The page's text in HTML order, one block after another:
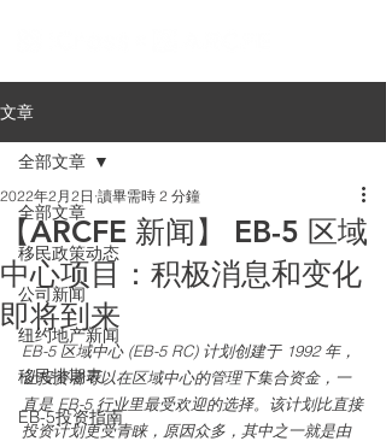
文章
全部文章
移民政策动态
公司新闻
纽约地产新闻
移民排期表
EB-5投资指南
全部文章
【ARCFE 新闻】 EB-5 区域
中心项目：积极消息和变化
即将到来
2022年2月2日 讀畢需時 2 分鐘
EB-5 区域中心 (EB-5 RC) 计划创建于 1992 年，
让投资者可以在区域中心的管理下集合资金，一
直是 EB-5 行业里最受欢迎的选择。该计划比直接
投资计划更受青睐，原因众多，其中之一就是由